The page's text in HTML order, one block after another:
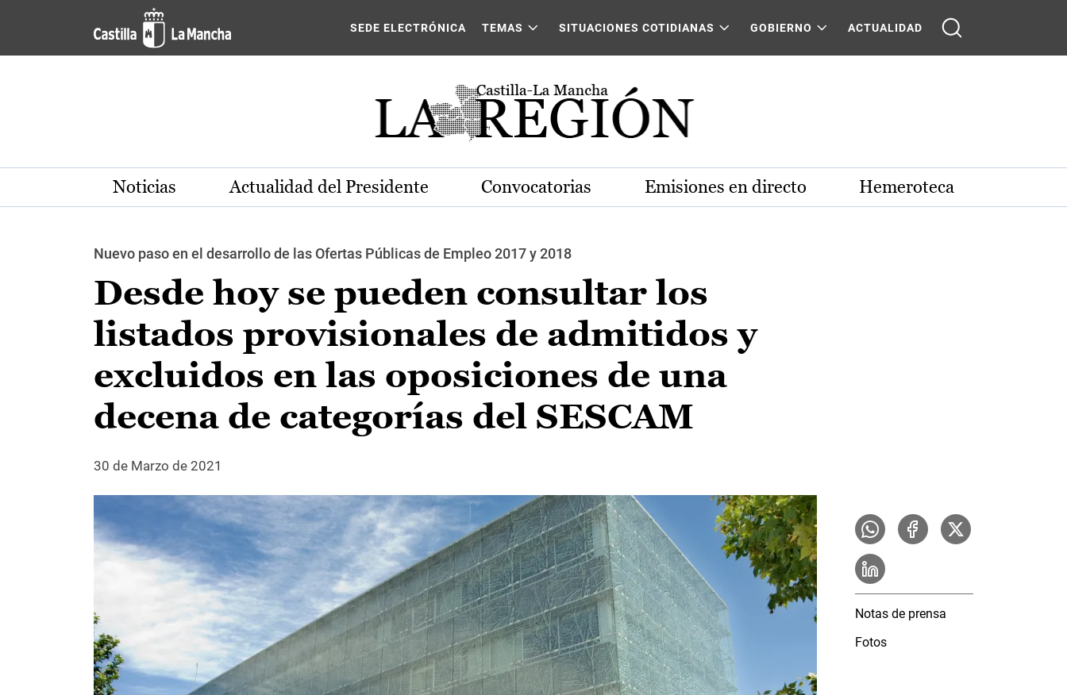
Pasar al contenido principal
SEDE ELECTRÓNICA TEMAS SITUACIONES COTIDIANAS GOBIERNO ACTUALIDAD
Noticias Actualidad del Presidente Convocatorias Emisiones en directo Hemeroteca
Nuevo paso en el desarrollo de las Ofertas Públicas de Empleo 2017 y 2018
Desde hoy se pueden consultar los
listados provisionales de admitidos y
excluidos en las oposiciones de una
decena de categorías del SESCAM
30 de Marzo de 2021
Notas de prensa
Fotos